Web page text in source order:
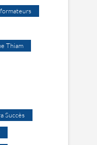
Thiam
Succès